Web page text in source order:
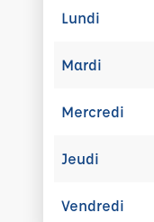
Lundi
Mardi
Mercredi
Jeudi
Vendredi